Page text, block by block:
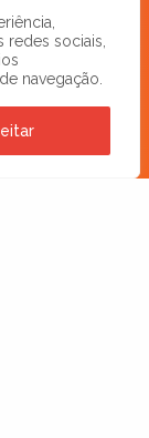
sociais,
navegação.